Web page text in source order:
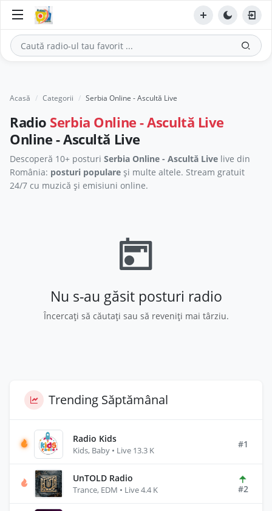
Acasă Categorii Serbia Online - Ascultă Live
Radio Serbia Online - Ascultă Live
Online - Ascultă Live
Descoperă 10+ posturi Serbia Online - Ascultă Live live din
România: posturi populare și multe altele. Stream gratuit
24/7 cu muzică și emisiuni online.
Nu s-au găsit posturi radio
Încercați să căutați sau să reveniți mai târziu.
Trending Săptămânal
Radio Kids
Kids, Baby • Live 13.3 K
#1
UnTOLD Radio
Trance, EDM • Live 4.4 K #2